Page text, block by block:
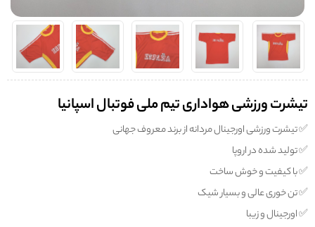
تیشرت ورزشی هواداری تیم ملی فوتبال اسپانیا
✅️ تیشرت ورزشی اورجینال مردانه از برند معروف جهانی
✅️ تولید شده در اروپا
✅️ با کیفیت و خوش ساخت
✅️ تن خوری عالی و بسیار شیک
✅️ اورجینال و زیبا